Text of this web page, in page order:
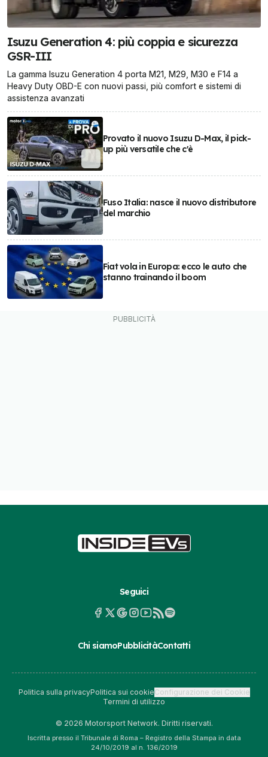
Isuzu Generation 4: più coppia e sicurezza
GSR-III
La gamma Isuzu Generation 4 porta M21, M29, M30 e F14 a
Heavy Duty OBD-E con nuovi passi, più comfort e sistemi di
assistenza avanzati
Provato il nuovo Isuzu D-Max, il pick-
up più versatile che c'è
Fuso Italia: nasce il nuovo distributore
del marchio
Fiat vola in Europa: ecco le auto che
stanno trainando il boom
Seguici
Chi siamoPubblicitàContatti
Politica sulla privacyPolitica sui cookieConfigurazione dei Cookie
Termini di utilizzo
© 2026 Motorsport Network. Diritti riservati.
Iscritta presso il Tribunale di Roma – Registro della Stampa in data
24/10/2019 al n. 136/2019